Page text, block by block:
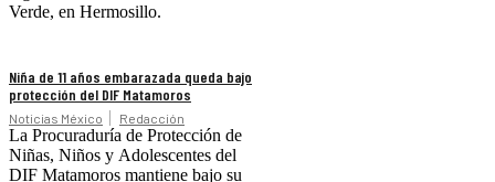
Verde, en Hermosillo.
Niña de 11 años embarazada queda bajo
protección del DIF Matamoros
Noticias México Redacción
La Procuraduría de Protección de
Niñas, Niños y Adolescentes del
DIF Matamoros mantiene bajo su